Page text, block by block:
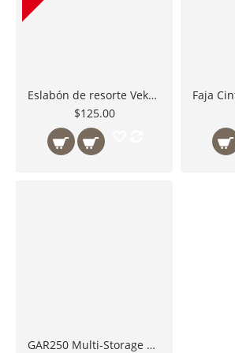
Eslabón de resorte Veker plata de 3/8 de pulgada, útil para conectar de forma rápida accesorios de polea
$125.00
GAR250 Multi-Storage Tower Guarda todos tus Accesorios en un Sólo Stand Rack Body Solid México